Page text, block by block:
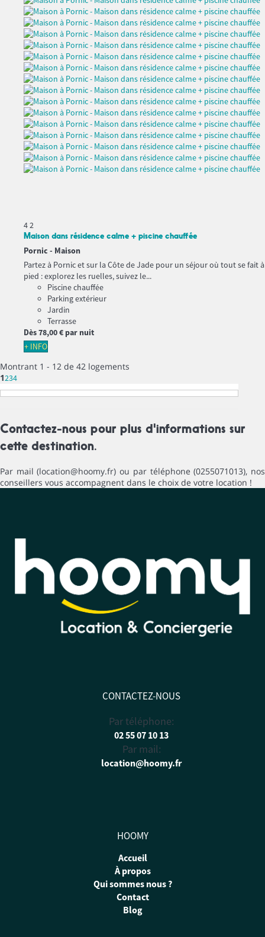
42
Maison dans résidence calme + piscine chauffée
Pornic - Maison
Partez à Pornic et sur la Côte de Jade pour un séjour où tout se fait à
pied : explorez les ruelles, suivez le...
Piscine chauffée
Parking extérieur
Jardin
Terrasse
Dès78,00 € par nuit
+ INFO
Montrant 1 - 12 de 42 logements
1234
Contactez-nous pour plus d'informations sur
cette destination.
Par mail (location@hoomy.fr) ou par téléphone (0255071013), nos
conseillers vous accompagnent dans le choix de votre location !
CONTACTEZ-NOUS
Par téléphone:
02 55 07 10 13
Par mail:
location@hoomy.fr
HOOMY
Accueil
À propos
Qui sommes nous ?
Contact
Blog